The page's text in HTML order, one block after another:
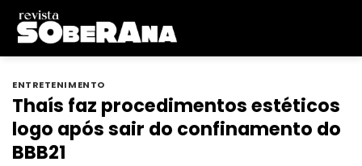
Skip
content
ENTRETENIMENTO
Thaís faz procedimentos estéticos
logo após sair do confinamento do
BBB21